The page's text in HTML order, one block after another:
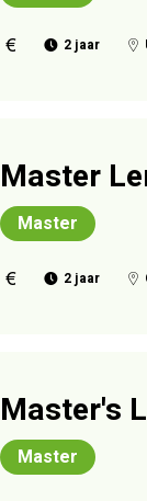
2 jaar
Master
Master
2 jaar
Master's
Master